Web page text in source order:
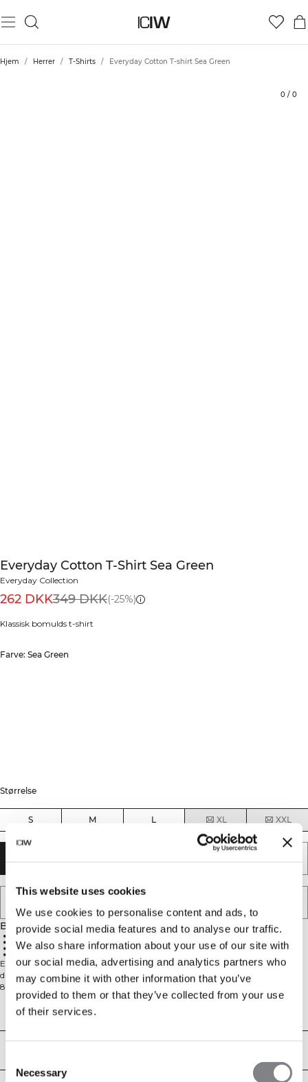
This website uses cookies
We use cookies to personalise content and ads, to
provide social media features and to analyse our traffic.
We also share information about your use of our site with
our social media, advertising and analytics partners who
may combine it with other information that you’ve
provided to them or that they’ve collected from your use
of their services.
Selection
Necessary
Hjem / Herrer / T-Shirts / Everyday Cotton T-shirt Sea Green
0 / 0
Everyday Cotton T-Shirt Sea Green
Everyday Collection
262 DKK349 DKK(-25%)
Klassisk bomulds t-shirt
Farve: Sea Green
Størrelse
S M L XL XXL
Beskrivelse
80% bomuld, 20% rayon
Standard pasform
Intet print
Everyday Cotton T-shirt er et alsidigt valg til fitness, arbejde eller afslappende
dage hjemme. Med en klassisk pasform er den lavet af en blød blanding af
80% bomuld og 20% rayon for behagelig hverdagsbrug.
Technical Aspects